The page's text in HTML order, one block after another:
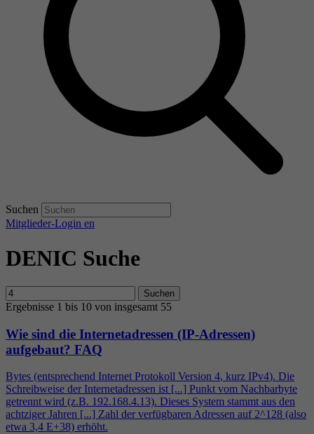
Suchen
Mitglieder-Login en
DENIC Suche
Suchen
Ergebnisse 1 bis 10 von insgesamt 55
Wie sind die Internetadressen (IP-Adressen)
aufgebaut? FAQ
Bytes (entsprechend Internet Protokoll Version 4, kurz IPv4). Die
Schreibweise der Internetadressen ist [...] Punkt vom Nachbarbyte
getrennt wird (z.B. 192.168.4.13). Dieses System stammt aus den
achtziger Jahren [...] Zahl der verfügbaren Adressen auf 2^128 (also
etwa 3,4 E+38) erhöht.